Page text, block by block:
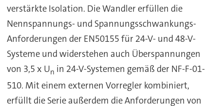
verstärkte Isolation. Die Wandler erfüllen die
Nennspannungs- und Spannungsschwankungs-
Anforderungen der EN50155 für 24-V- und 48-V-
Systeme und widerstehen auch Überspannungen
von 3,5 x Un in 24-V-Systemen gemäß der NF-F-01-
510. Mit einem externen Vorregler kombiniert,
erfüllt die Serie außerdem die Anforderungen von